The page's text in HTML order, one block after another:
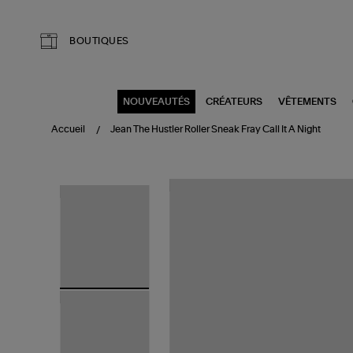
BOUTIQUES
NOUVEAUTÉS CRÉATEURS VÊTEMENTS
Accueil Jean The Hustler Roller Sneak Fray Call It A Night